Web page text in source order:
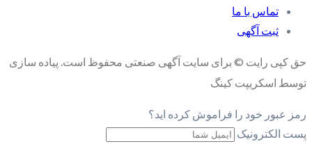
تماس با ما
ثبت آگهی
حق کپی رایت © برای سایت آگهی صنعتی محفوظ است. پیاده سازی
توسط اسکریپت کینگ
رمز عبور خود را فراموش کرده اید؟
پست الکترونیک